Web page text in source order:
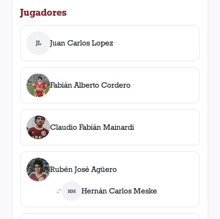
Jugadores
JL Juan Carlos Lopez
Fabián Alberto Cordero
Claudio Fabián Mainardi
Rubén José Agüero
HM Hernán Carlos Meske